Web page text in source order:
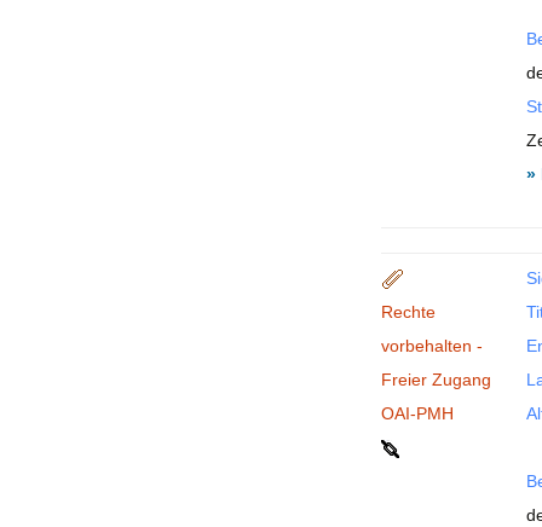
»
Rechte
vorbehalten -
Freier Zugang
OAI-PMH